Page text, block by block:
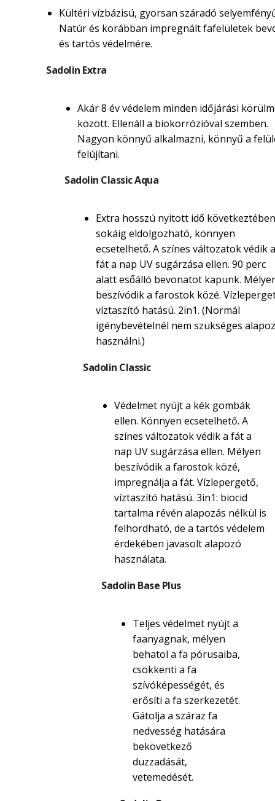
Kültéri vízbázisú, gyorsan száradó
Natúr és korábban impregnált fafelületek
és tartós védelmére.
Sadolin Extra
Akár 8 év védelem minden időjárási
között. Ellenáll a biokorrózióval szemben.
Nagyon könnyű alkalmazni, könnyű a
felújítani.
Sadolin Classic Aqua
Extra hosszú nyitott idő következtében
sokáig eldolgozható, könnyen
ecsetelhető. A színes változatok védik a
fát a nap UV sugárzása ellen. 90 perc
alatt esőálló bevonatot kapunk.
beszívódik a farostok közé.
víztaszító hatású. 2in1. (Normál
igénybevételnél nem szükséges
használni.)
Sadolin Classic
Védelmet nyújt a kék gombák
ellen. Könnyen ecsetelhető. A
színes változatok védik a fát a
nap UV sugárzása ellen. Mélyen
beszívódik a farostok közé,
impregnálja a fát. Vízlepergető,
víztaszító hatású. 3in1: biocid
tartalma révén alapozás nélkül is
felhordható, de a tartós védelem
érdekében javasolt alapozó
használata.
Sadolin Base Plus
Teljes védelmet nyújt a
faanyagnak, mélyen
behatol a fa pórusaiba,
csökkenti a fa
szívóképességét, és
erősíti a fa szerkezetét.
Gátolja a száraz fa
nedvesség hatására
bekövetkező
duzzadását,
vetemedését.